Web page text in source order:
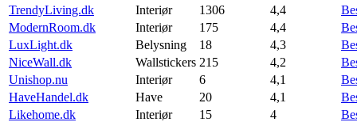
TrendyLiving.dk
Interiør 1306 4,4
ModernRoom.dk
Interiør 175 4,4
LuxLight.dk
Belysning 18 4,3
NiceWall.dk
Wallstickers 215 4,2
Unishop.nu
Interiør 6 4,1
HaveHandel.dk
Have 20 4,1
Likehome.dk
Interiør 15 4